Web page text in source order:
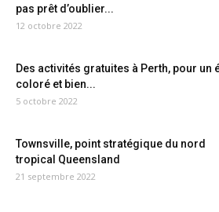
pas prêt d’oublier...
12 octobre 2022
Des activités gratuites à Perth, pour un
coloré et bien...
5 octobre 2022
Townsville, point stratégique du nord
tropical Queensland
21 septembre 2022